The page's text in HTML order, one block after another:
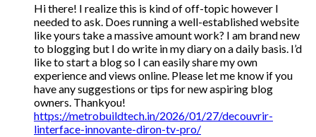
Hi there! I realize this is kind of off-topic however I
needed to ask. Does running a well-established website
like yours take a massive amount work? I am brand new
to blogging but I do write in my diary on a daily basis. I’d
like to start a blog so I can easily share my own
experience and views online. Please let me know if you
have any suggestions or tips for new aspiring blog
owners. Thankyou!
https://metrobuildtech.in/2026/01/27/decouvrir-
linterface-innovante-diron-tv-pro/